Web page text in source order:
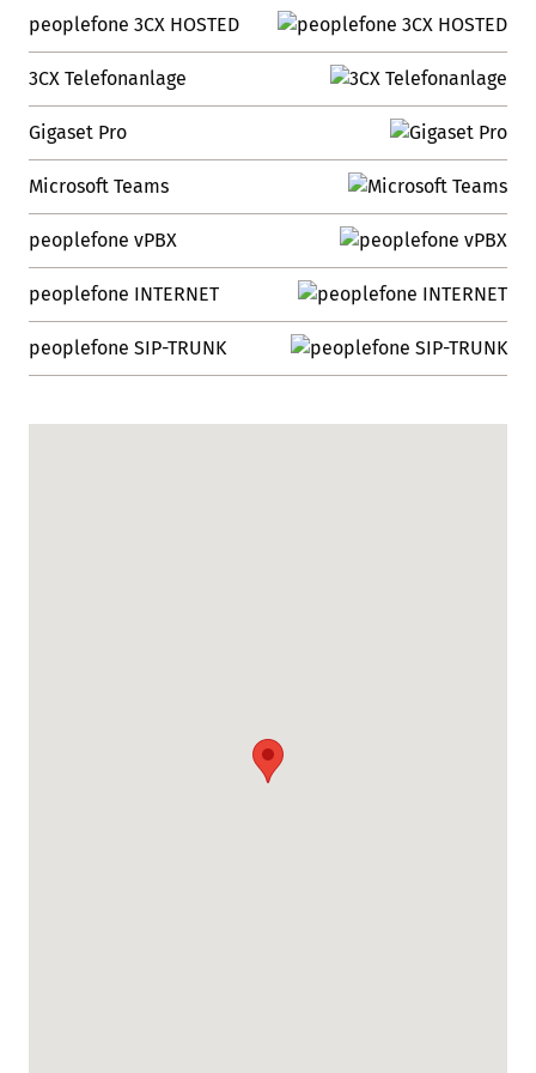
peoplefone 3CX HOSTED
3CX Telefonanlage
Gigaset Pro
Microsoft Teams
peoplefone vPBX
peoplefone INTERNET
peoplefone SIP-TRUNK